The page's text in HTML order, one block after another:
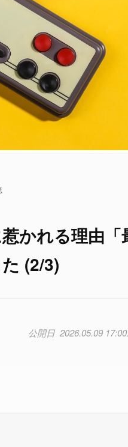
かれる理由
(2/3)
2026.05.09